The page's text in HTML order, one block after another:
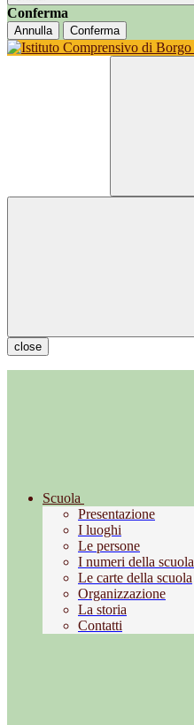
Conferma
Annulla Conferma
close
Scuola
Presentazione
I luoghi
Le persone
I numeri della scuola
Le carte della scuola
Organizzazione
La storia
Contatti